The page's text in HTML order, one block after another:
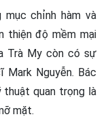
mục chỉnh hàm và
thiện độ mềm mại
Trà My còn có sự
Mark Nguyễn. Bác
thuật quan trọng là
mặt.